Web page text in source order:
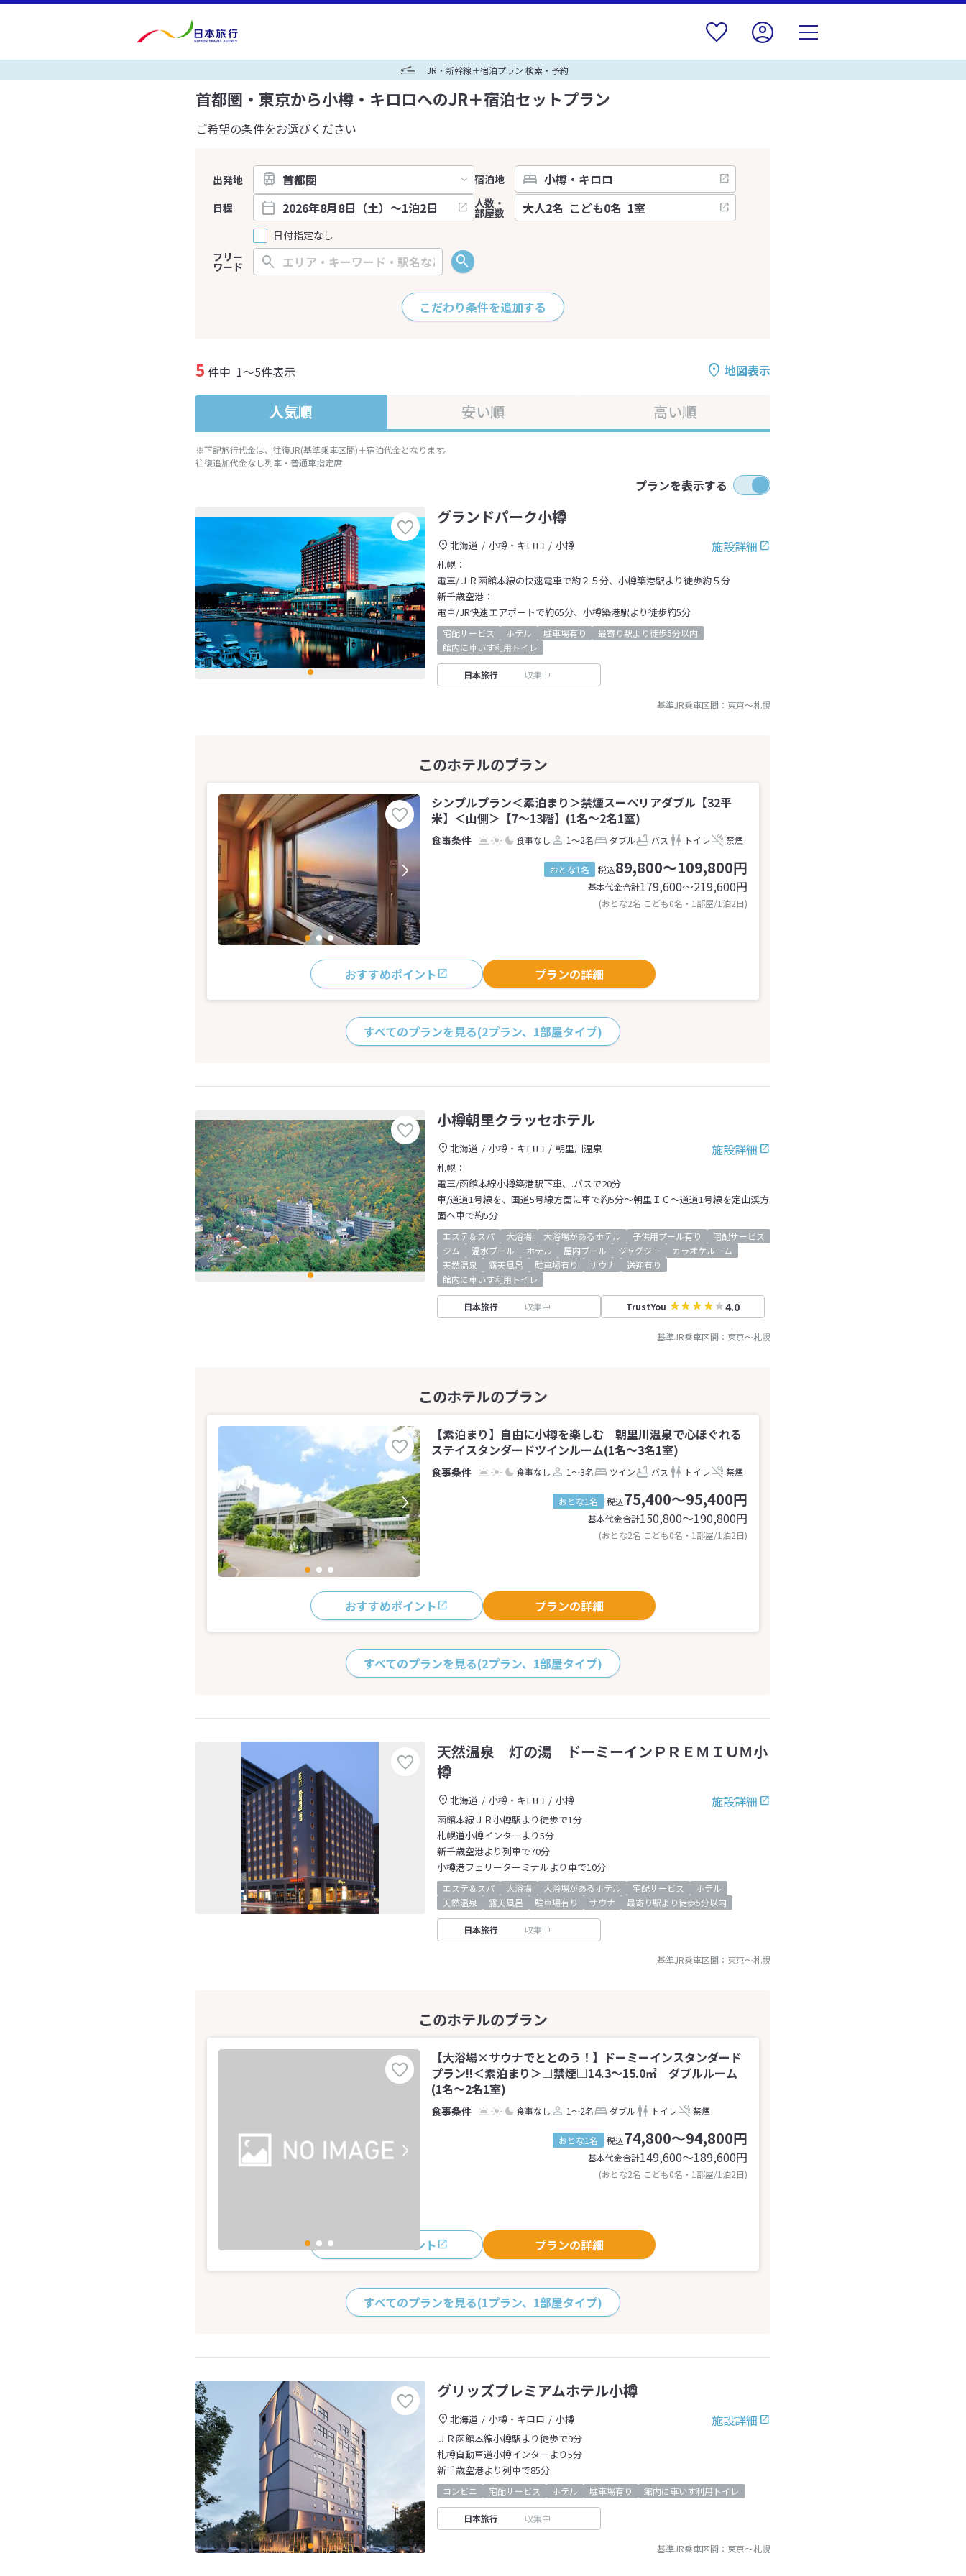
JR・新幹線＋宿泊プラン 検索・予約
首都圏・東京から小樽・キロロへのJR＋宿泊セットプラン
ご希望の条件をお選びください
出発地
宿泊地
日程
日付指定なし
人数・
部屋数
フリー
ワード
こだわり条件を追加する
地図表示
5 件中 1～5件表示
人気順 安い順 高い順
※下記旅行代金は、往復JR(基準乗車区間)＋宿泊代金となります。
往復追加代金なし列車・普通車指定席
プランを表示する
グランドパーク小樽
施設詳細
北海道 小樽・キロロ
小樽
札幌：
電車/ＪＲ函館本線の快速電車で約２５分、小樽築港駅より徒歩約５分
新千歳空港：
電車/JR快速エアポートで約65分、小樽築港駅より徒歩約5分
宅配サービス ホテル 駐車場有り
最寄り駅より徒歩5分以内
館内に車いす利用トイレ
日本旅行 収集中
基準JR乗車区間： 東京～札幌
シンプルプラン＜素泊まり＞禁煙スーペリアダブル【32平
米】＜山側＞【7〜13階】(1名～2名1室)
食事なし 1～2名 ダブル バス トイレ 禁煙
おとな1名 税込89,800～109,800円
基本代金合計179,600〜219,600円
(おとな2名 こども0名・1部屋/1泊2日)
おすすめポイント プランの詳細
すべてのプランを見る(2プラン、1部屋タイプ)
小樽朝里クラッセホテル
施設詳細
北海道 小樽・キロロ
朝里川温泉
札幌：
電車/函館本線小樽築港駅下車、.バスで20分
車/道道1号線を、国道5号線方面に車で約5分～朝里ＩＣ～道道1号線を定山渓方
面へ車で約5分
エステ＆スパ 大浴場 大浴場があるホテル 子供用プール有り
宅配サービス
ジム
温水プール ホテル 屋内プール ジャグジー
カラオケルーム
天然温泉
露天風呂 駐車場有り サウナ
送迎有り
館内に車いす利用トイレ
日本旅行 収集中 TrustYou 4.0
基準JR乗車区間： 東京～札幌
【素泊まり】自由に小樽を楽しむ｜朝里川温泉で心ほぐれる
ステイスタンダードツインルーム(1名～3名1室)
食事なし 1～3名 ツイン バス トイレ 禁煙
おとな1名 税込75,400～95,400円
基本代金合計150,800〜190,800円
(おとな2名 こども0名・1部屋/1泊2日)
おすすめポイント プランの詳細
すべてのプランを見る(2プラン、1部屋タイプ)
天然温泉 灯の湯 ドーミーインＰＲＥＭＩＵＭ小
樽
施設詳細
北海道 小樽・キロロ
小樽
函館本線ＪＲ小樽駅より徒歩で1分
札幌道小樽インターより5分
新千歳空港より列車で70分
小樽港フェリーターミナルより車で10分
エステ＆スパ 大浴場 大浴場があるホテル 宅配サービス
ホテル
天然温泉
露天風呂 駐車場有り サウナ 最寄り駅より徒歩5分以内
日本旅行 収集中
基準JR乗車区間： 東京～札幌
【大浴場×サウナでととのう！】ドーミーインスタンダード
プラン!!＜素泊まり＞□禁煙□14.3～15.0㎡ ダブルルーム
(1名～2名1室)
食事なし 1～2名 ダブル トイレ 禁煙
おとな1名 税込74,800～94,800円
基本代金合計149,600〜189,600円
(おとな2名 こども0名・1部屋/1泊2日)
おすすめポイント プランの詳細
すべてのプランを見る(1プラン、1部屋タイプ)
グリッズプレミアムホテル小樽
施設詳細
北海道 小樽・キロロ
小樽
ＪＲ函館本線小樽駅より徒歩で9分
札樽自動車道小樽インターより5分
新千歳空港より列車で85分
コンビニ 宅配サービス ホテル 駐車場有り 館内に車いす利用トイレ
日本旅行 収集中
基準JR乗車区間： 東京～札幌